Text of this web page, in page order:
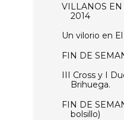
VILLANOS EN
2014
Un vilorio en
FIN DE
III Cross y I
Brihuega.
FIN DE
bolsillo)